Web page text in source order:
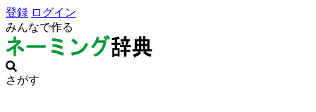
登録 ログイン
みんなで作る
さがす